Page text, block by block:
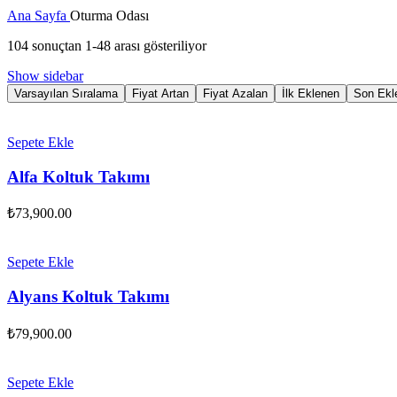
Ana Sayfa Oturma Odası
104 sonuçtan 1-48 arası gösteriliyor
Show sidebar
Varsayılan Sıralama Fiyat Artan Fiyat Azalan İlk Eklenen Son
Sepete Ekle
Alfa Koltuk Takımı
₺73,900.00
Sepete Ekle
Alyans Koltuk Takımı
₺79,900.00
Sepete Ekle